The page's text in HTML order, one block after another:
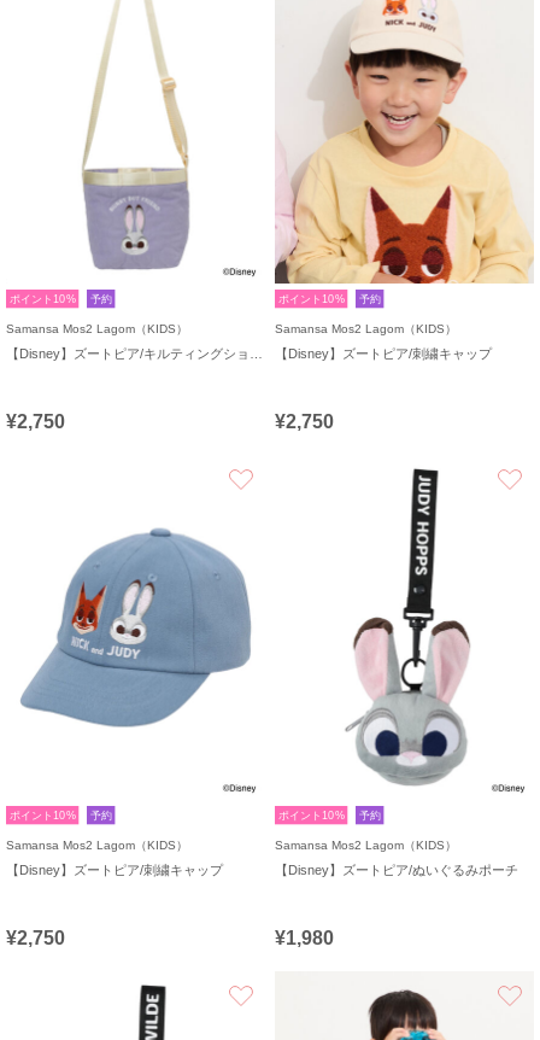
ポイント10% 予約
Samansa Mos2 Lagom（KIDS）
¥2,750
ポイント10% 予約
Samansa Mos2 Lagom（KIDS）
【Disney】ズートピア/刺繍キャップ
¥2,750
ポイント10% 予約
Samansa Mos2 Lagom（KIDS）
【Disney】ズートピア/刺繍キャップ
¥2,750
ポイント10% 予約
Samansa Mos2 Lagom（KIDS）
【Disney】ズートピア/ぬいぐるみポーチ
¥1,980